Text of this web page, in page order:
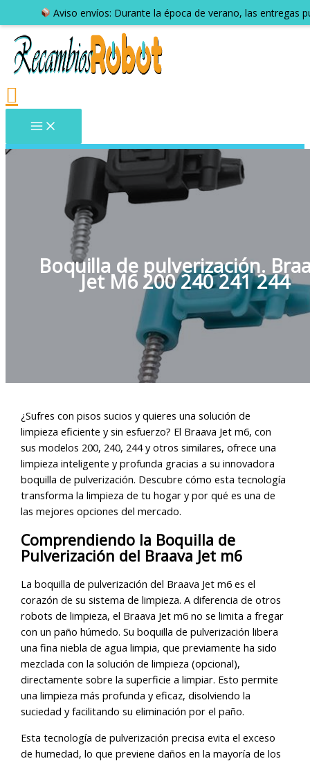
Aviso envíos: Durante la época de verano, las entregas
Boquilla de pulverización.
Jet M6 200 240 241 244
¿Sufres con pisos sucios y quieres una solución de
limpieza eficiente y sin esfuerzo? El Braava Jet m6, con
sus modelos 200, 240, 244 y otros similares, ofrece una
limpieza inteligente y profunda gracias a su innovadora
boquilla de pulverización. Descubre cómo esta tecnología
transforma la limpieza de tu hogar y por qué es una de
las mejores opciones del mercado.
Comprendiendo la Boquilla de
Pulverización del Braava Jet m6
La boquilla de pulverización del Braava Jet m6 es el
corazón de su sistema de limpieza. A diferencia de otros
robots de limpieza, el Braava Jet m6 no se limita a fregar
con un paño húmedo. Su boquilla de pulverización libera
una fina niebla de agua limpia, que previamente ha sido
mezclada con la solución de limpieza (opcional),
directamente sobre la superficie a limpiar. Esto permite
una limpieza más profunda y eficaz, disolviendo la
suciedad y facilitando su eliminación por el paño.
Esta tecnología de pulverización precisa evita el exceso
de humedad, lo que previene daños en la mayoría de los